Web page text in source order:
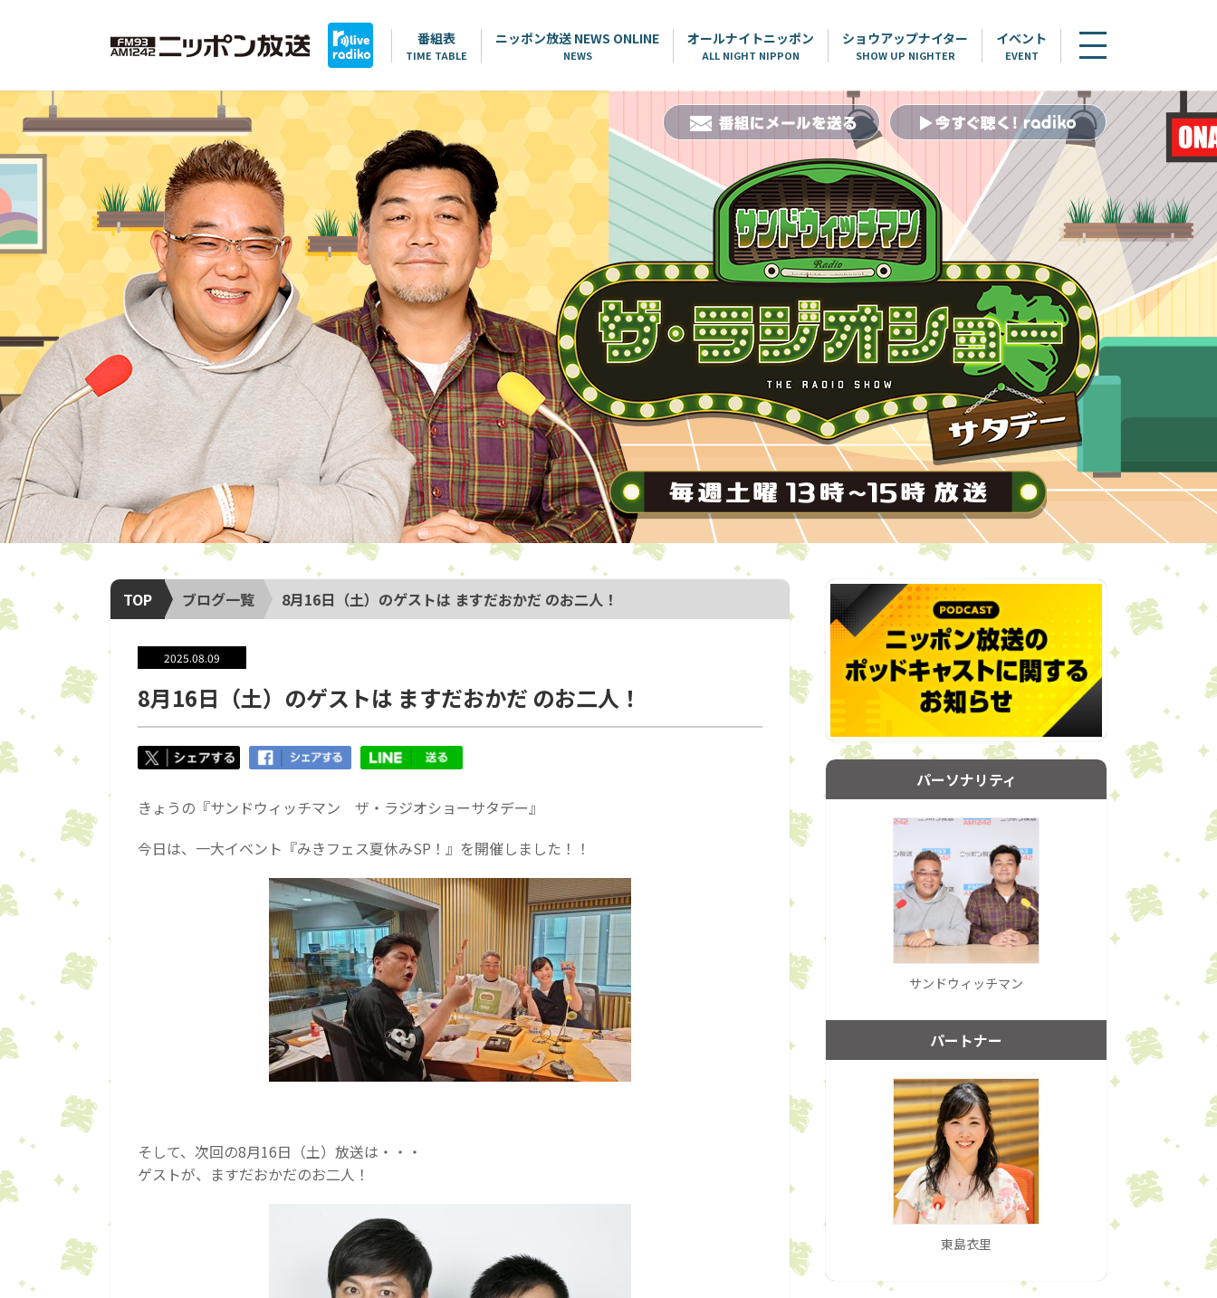
番組表
TIME TABLE
ニッポン放送 NEWS ONLINE
NEWS
オールナイトニッポン
ALL NIGHT NIPPON
ショウアップナイター
SHOW UP NIGHTER
イベント
EVENT
TOP ブログ一覧 8月16日（土）のゲストは ますだおかだ のお二人！
2025.08.09
8月16日（土）のゲストは ますだおかだ のお二人！
きょうの『サンドウィッチマン ザ・ラジオショーサタデー』
今日は、一大イベント『みきフェス夏休みSP！』を開催しました！！
そして、次回の8月16日（土）放送は・・・
ゲストが、ますだおかだのお二人！
パーソナリティ
サンドウィッチマン
パートナー
東島衣里